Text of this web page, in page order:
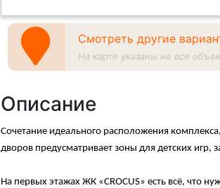
Смотреть другие
На карте указаны не все
Описание
Сочетание идеального расположения
дворов предусматривает зоны для детских игр,
На первых этажах ЖК «CROCUS» есть всё, что